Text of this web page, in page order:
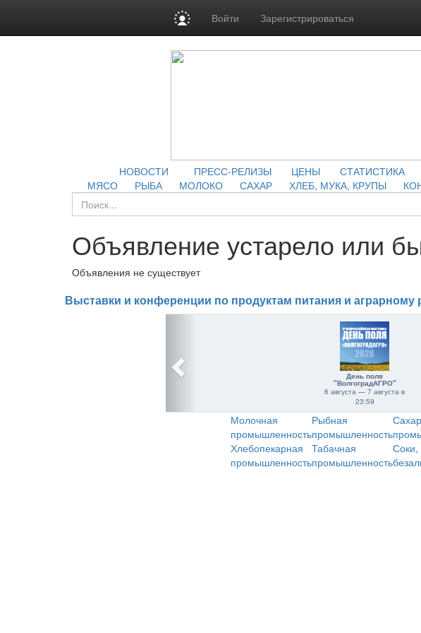
Войти Зарегистрироваться
НОВОСТИ ПРЕСС-РЕЛИЗЫ ЦЕНЫ СТАТИСТИКА
МЯСО
РЫБА МОЛОКО САХАР ХЛЕБ, МУКА, КРУПЫ
Объявление устарело или
Объявления не существует
Выставки и конференции по продуктам питания и аграрному
День поля
"ВолгоградАГРО"
6 августа — 7 августа в
23:59
Молочная
промышленность
Рыбная
промышленность
Хлебопекарная
промышленность
Табачная
промышленность
Соки,